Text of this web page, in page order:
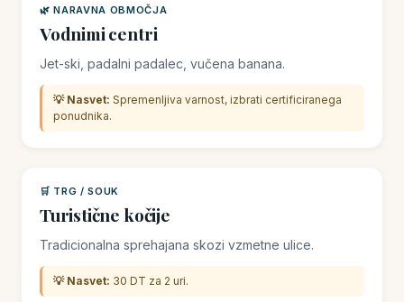
🌿 NARAVNA OBMOČJA
Vodnimi centri
Jet-ski, padalni padalec, vučena banana.
💡 Nasvet: Spremenljiva varnost, izbrati certificiranega
ponudnika.
🛒 TRG / SOUK
Turistične kočije
Tradicionalna sprehajana skozi vzmetne ulice.
💡 Nasvet: 30 DT za 2 uri.